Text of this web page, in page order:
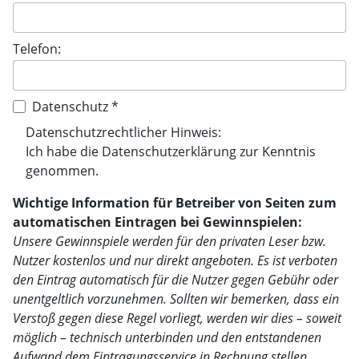
Telefon:
Datenschutz *
Datenschutzrechtlicher Hinweis:
Ich habe die Datenschutzerklärungzur Kenntnis
genommen.
Wichtige Information für Betreiber von Seiten zum
automatischen Eintragen bei Gewinnspielen:
Unsere Gewinnspiele werden für den privaten Leser bzw.
Nutzer kostenlos und nur direkt angeboten. Es ist verboten
den Eintrag automatisch für die Nutzer gegen Gebühr oder
unentgeltlich vorzunehmen. Sollten wir bemerken, dass ein
Verstoß gegen diese Regel vorliegt, werden wir dies – soweit
möglich – technisch unterbinden und den entstandenen